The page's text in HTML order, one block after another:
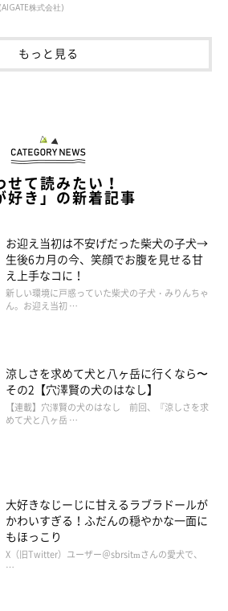
ニコニコ“笑顔”が愛らしい
、目が合うと“笑顔”を見せてくれる癒や
が、世界一かわいいと思っています」
いについて伺うと、「ずっと元気で長
してくれた飼い主さん。さくらちゃん
＠miesakusaku39さん／X（旧Twitter）
取材し、了承の上制作したものです。
株式会社)
もっと見る
せて読みたい！
好き」の新着記事
お迎え当初は不安げだった柴犬の子犬→
生後6カ月の今、笑顔でお腹を見せる甘
え上手なコに！
新しい環境に戸惑っていた柴犬の子犬・みりんちゃ
ん。お迎え当初 …
涼しさを求めて犬と八ヶ岳に行くなら〜
その2【穴澤賢の犬のはなし】
【連載】穴澤賢の犬のはなし 前回、『涼しさを求
めて犬と八ヶ岳 …
大好きなじーじに甘えるラブラドールが
かわいすぎる！ふだんの穏やかな一面に
もほっこり
X（旧Twitter）ユーザー＠sbrsitmさんの愛犬で、
…